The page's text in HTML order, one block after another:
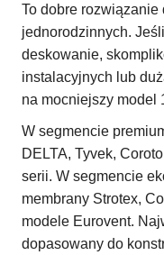
To dobre rozwiązanie
jednorodzinnych.
deskowanie,
instalacyjnych lub
na mocniejszy model
W segmencie
DELTA, Tyvek,
serii. W segmencie
membrany Strotex,
modele Eurovent.
dopasowany do